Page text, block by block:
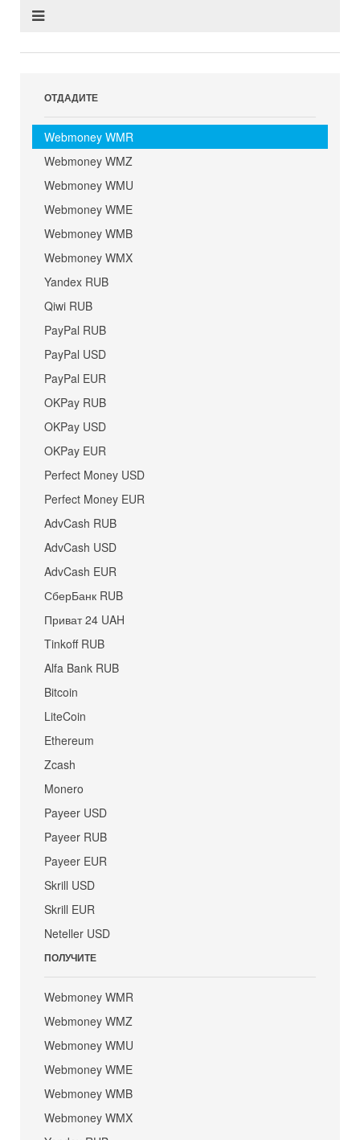
ОТДАДИТЕ
Webmoney WMR
Webmoney WMZ
Webmoney WMU
Webmoney WME
Webmoney WMB
Webmoney WMX
Yandex RUB
Qiwi RUB
PayPal RUB
PayPal USD
PayPal EUR
OKPay RUB
OKPay USD
OKPay EUR
Perfect Money USD
Perfect Money EUR
AdvCash RUB
AdvCash USD
AdvCash EUR
СберБанк RUB
Приват 24 UAH
Tinkoff RUB
Alfa Bank RUB
Bitcoin
LiteCoin
Ethereum
Zcash
Monero
Payeer USD
Payeer RUB
Payeer EUR
Skrill USD
Skrill EUR
Neteller USD
ПОЛУЧИТЕ
Webmoney WMR
Webmoney WMZ
Webmoney WMU
Webmoney WME
Webmoney WMB
Webmoney WMX